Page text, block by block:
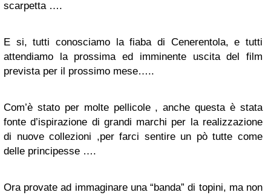
scarpetta ….
E si, tutti conosciamo la fiaba di Cenerentola, e tutti
attendiamo la prossima ed imminente uscita del film
prevista per il prossimo mese…..
Com’è stato per molte pellicole , anche questa è stata
fonte d’ispirazione di grandi marchi per la realizzazione
di nuove collezioni ,per farci sentire un pò tutte come
delle principesse ….
Ora provate ad immaginare una “banda” di topini, ma non